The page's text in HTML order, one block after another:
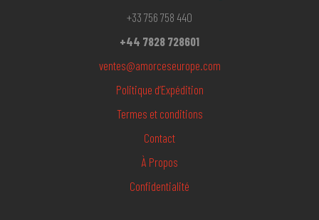
+33 756 758 440
+44 7828 728601
ventes@amorceseurope.com
Politique d’Expédition
Termes et conditions
Contact
À Propos
Confidentialité